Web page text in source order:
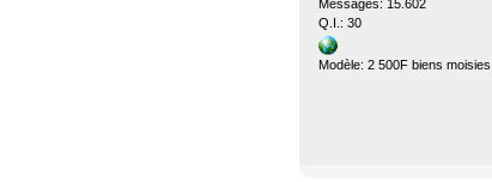
Messages: 15.602
Q.I.: 30
Modèle: 2 500F biens moisies